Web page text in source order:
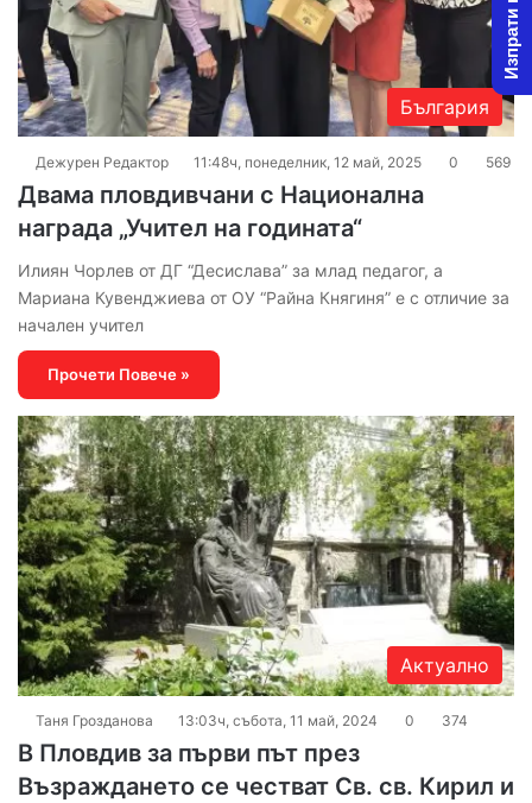
България
Дежурен Редактор 11:48ч, понеделник, 12 май, 2025 0 569
Двама пловдивчани с Национална
награда „Учител на годината“
Илиян Чорлев от ДГ “Десислава” за млад педагог, а
Мариана Кувенджиева от ОУ “Райна Княгиня” е с отличие за
начален учител
Прочети Повече »
Актуално
Таня Грозданова 13:03ч, събота, 11 май, 2024 0 374
В Пловдив за първи път през
Възраждането се честват Св. св. Кирил и